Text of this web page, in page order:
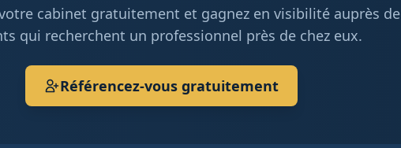
cabinet gratuitement et gagnez en visibilité auprès de
qui recherchent un professionnel près de chez eux.
Référencez-vous gratuitement